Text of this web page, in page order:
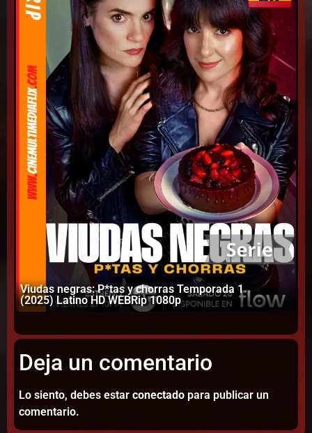
Viudas negras: P*tas y chorras Temporada 1
(2025) Latino HD WEBRip 1080p
Deja un comentario
Lo siento, debes estar conectado para publicar un
comentario.